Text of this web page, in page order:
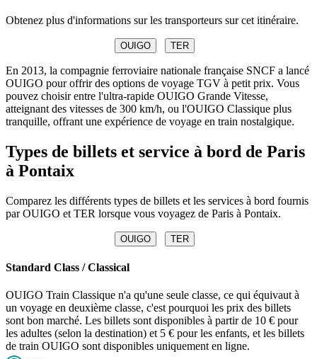
Obtenez plus d'informations sur les transporteurs sur cet itinéraire.
OUIGO TER
En 2013, la compagnie ferroviaire nationale française SNCF a lancé
OUIGO pour offrir des options de voyage TGV à petit prix. Vous
pouvez choisir entre l'ultra-rapide OUIGO Grande Vitesse,
atteignant des vitesses de 300 km/h, ou l'OUIGO Classique plus
tranquille, offrant une expérience de voyage en train nostalgique.
Types de billets et service à bord de Paris
à Pontaix
Comparez les différents types de billets et les services à bord fournis
par OUIGO et TER lorsque vous voyagez de Paris à Pontaix.
OUIGO TER
Standard Class / Classical
OUIGO Train Classique n'a qu'une seule classe, ce qui équivaut à
un voyage en deuxième classe, c'est pourquoi les prix des billets
sont bon marché. Les billets sont disponibles à partir de 10 € pour
les adultes (selon la destination) et 5 € pour les enfants, et les billets
de train OUIGO sont disponibles uniquement en ligne.